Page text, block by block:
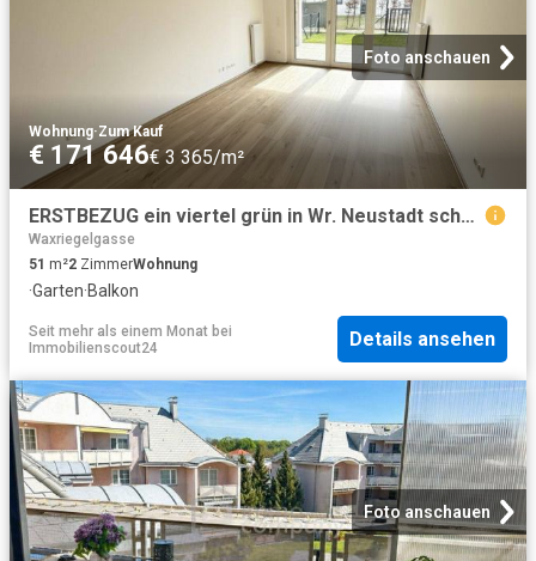
Foto anschauen
Wohnung·Zum Kauf
€ 171 646€ 3 365/m²
ERSTBEZUG ein viertel grün in Wr. Neustadt schöne 2 Zimmerwohnung mit Freifläche
Waxriegelgasse
51 m²2 ZimmerWohnung
·Garten·Balkon
Seit mehr als einem Monat bei
Immobilienscout24
Details ansehen
Foto anschauen